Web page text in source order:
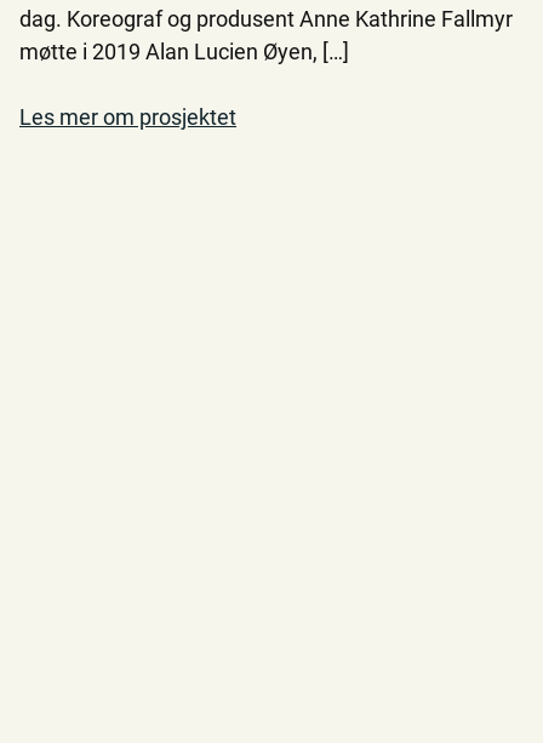
dag. Koreograf og produsent Anne Kathrine Fallmyr
møtte i 2019 Alan Lucien Øyen, […]
Les mer om prosjektet